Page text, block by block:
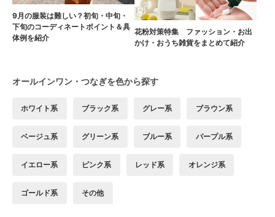
9月の服装は難しい？初旬・中旬・
下旬のコーディネートポイント＆具
体例を紹介
花粉対策特集 ファッション・お出
かけ・おうち雑貨をまとめて紹介
オールインワン・つなぎを色から探す
ホワイト系 ブラック系 グレー系 ブラウン系
ベージュ系 グリーン系 ブルー系 パープル系
イエロー系 ピンク系 レッド系 オレンジ系
ゴールド系 その他